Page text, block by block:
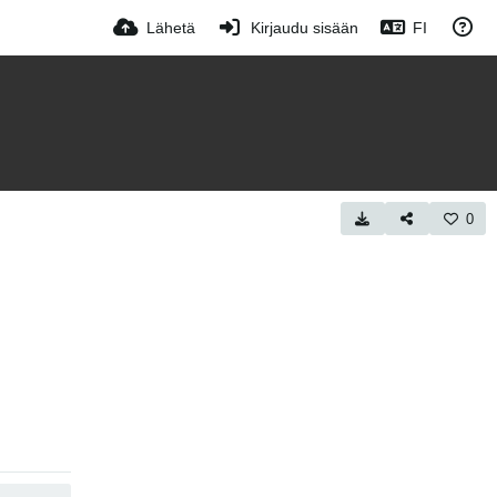
Lähetä Kirjaudu sisään FI
0